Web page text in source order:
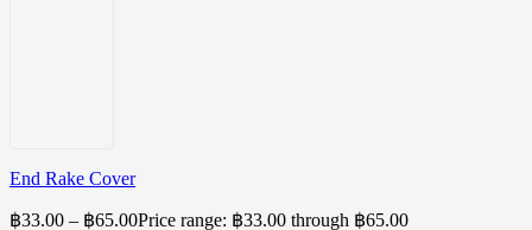
End Rake Cover
฿33.00 – ฿65.00Price range: ฿33.00 through ฿65.00